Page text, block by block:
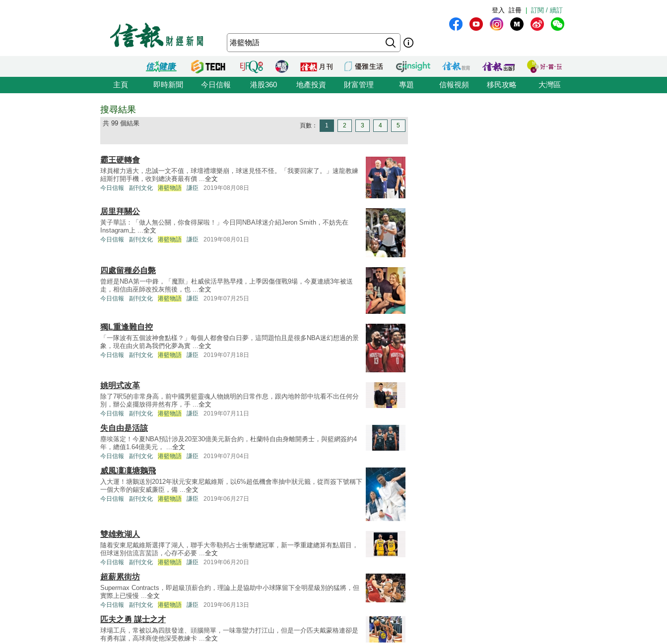
訂閱 / 續訂
註冊
登入
主頁 即時新聞 今日信報 港股360 地產投資 財富管理 專題 信報視頻 移民攻略 大灣區
搜尋結果
共 99 個結果 頁數： 1 2 3 4 5
霸王硬轉會
球員權力過大，忠誠一文不值，球壇禮壞樂崩，球迷見怪不怪。「我要回家了。」速龍教練
紐斯打開手機，收到總決賽最有價 ...全文
今日信報 副刊文化 港籃物語 謙臣 2019年08月08日
居里拜關公
黃子華話：「做人無公關，你食得屎啦！」今日同NBA球迷介紹Jeron Smith，不妨先在
Instagram上 ...全文
今日信報 副刊文化 港籃物語 謙臣 2019年08月01日
四處留種必自斃
曾經是NBA第一中鋒，「魔獸」杜威侯活早熟早殘，上季因傷僅戰9場，今夏連續3年被送
走，相信由巫師改投灰熊後，也 ... 全文
今日信報 副刊文化 港籃物語 謙臣 2019年07月25日
獨L重逢難自控
「一隊波有五個波神會點樣？」每個人都會發白日夢，這問題怕且是很多NBA迷幻想過的景
象，現在由火箭為我們化夢為實 ...全文
今日信報 副刊文化 港籃物語 謙臣 2019年07月18日
姚明式改革
除了7呎5的非常身高，前中國男籃靈魂人物姚明的日常作息，跟內地幹部中坑看不出任何分
別，辦公桌擺放得井然有序，手 ... 全文
今日信報 副刊文化 港籃物語 謙臣 2019年07月11日
失自由是活該
塵埃落定！今夏NBA預計涉及20至30億美元新合約，杜蘭特自由身離開勇士，與籃網簽約4
年，總值1.64億美元， ... 全文
今日信報 副刊文化 港籃物語 謙臣 2019年07月04日
威風凜凜塘鵝飛
入大運！塘鵝送別2012年狀元安東尼戴維斯，以6%超低機會率抽中狀元籤，從而簽下號稱下
一個大帝的錫安威廉臣，備 ... 全文
今日信報 副刊文化 港籃物語 謙臣 2019年06月27日
雙雄救湖人
隨着安東尼戴維斯選擇了湖人，聯手大帝勒邦占士衝擊總冠軍，新一季重建總算有點眉目，
但球迷別信流言蜚語，心存不必要 ... 全文
今日信報 副刊文化 港籃物語 謙臣 2019年06月20日
超薪累街坊
Supermax Contracts，即超級頂薪合約，理論上是協助中小球隊留下全明星級別的猛將，但
實際上已慢慢 ... 全文
今日信報 副刊文化 港籃物語 謙臣 2019年06月13日
匹夫之勇 謀士之才
球場工兵，常被以為四肢發達、頭腦簡單，一味靠蠻力打江山，但是一介匹夫戴蒙格連卻是
有勇有謀，高球商使他深受教練卡 ... 全文